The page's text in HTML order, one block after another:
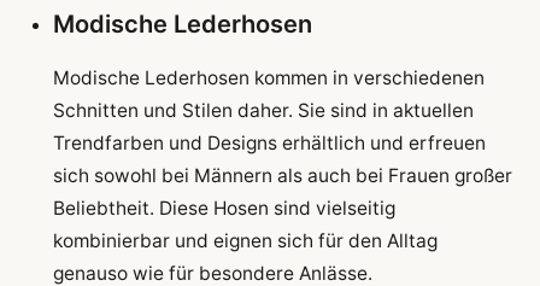
Modische Lederhosen
Modische Lederhosen kommen in verschiedenen
Schnitten und Stilen daher. Sie sind in aktuellen
Trendfarben und Designs erhältlich und erfreuen
sich sowohl bei Männern als auch bei Frauen großer
Beliebtheit. Diese Hosen sind vielseitig
kombinierbar und eignen sich für den Alltag
genauso wie für besondere Anlässe.